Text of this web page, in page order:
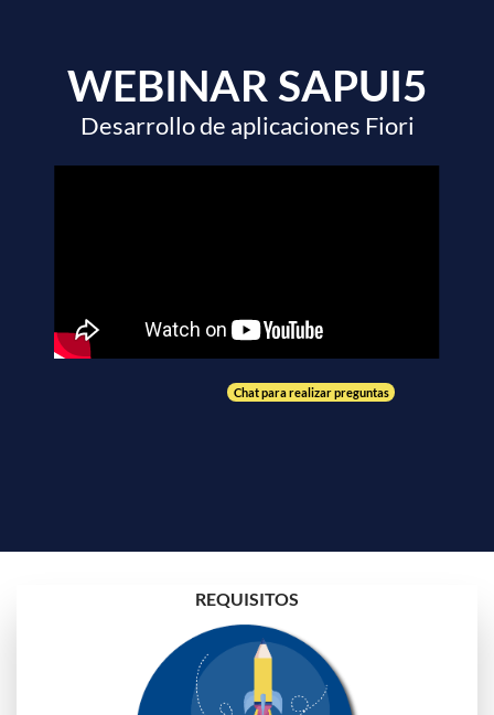
WEBINAR SAPUI5
Desarrollo de aplicaciones Fiori
Chat para realizar preguntas
REQUISITOS